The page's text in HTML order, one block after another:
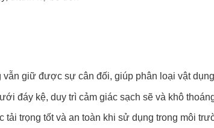
giữ được sự cân đối, giúp phân loại vật
đáy kệ, duy trì cảm giác sạch sẽ và khô
trọng tốt và an toàn khi sử dụng trong môi